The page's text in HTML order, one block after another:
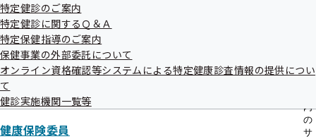
一
覧
の
内
の
サ
特定健診のご案内
特定健診に関するＱ＆Ａ
特定保健指導のご案内
保健事業の外部委託について
オンライン資格確認等システムによる特定健康診査情報の提供につい
て
健診実施機関一覧等
健康保険委員
絞り込みメニュー
検索結果19件
1件 - 19件表示